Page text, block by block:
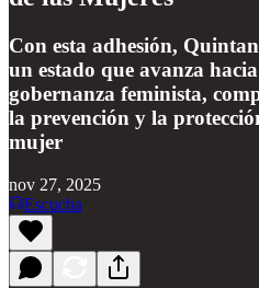
Con esta adhesión,
un estado que avanza
gobernanza feminista,
la prevención y la
mujer
nov 27, 2025
Escucha